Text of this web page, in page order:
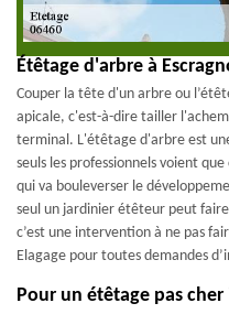
Étêtage d'arbre à
Couper la tête d'un arbre ou
apicale, c'est-à-dire tailler
terminal. L'étêtage d'arbre est
seuls les professionnels voient
qui va bouleverser le
seul un jardinier étêteur peut
c’est une intervention à ne pas
Elagage pour toutes demandes
Pour un étêtage pas cher